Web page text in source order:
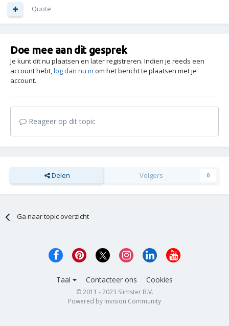
Quote
Doe mee aan dit gesprek
Je kunt dit nu plaatsen en later registreren. Indien je reeds een
account hebt,log dan nu in om het bericht te plaatsen met je
account.
Reageer op dit topic
Delen Volgers 0
Ga naar topic overzicht
Taal Contacteer ons Cookies
© 2011 - 2023 Slimster B.V.
Powered by Invision Community